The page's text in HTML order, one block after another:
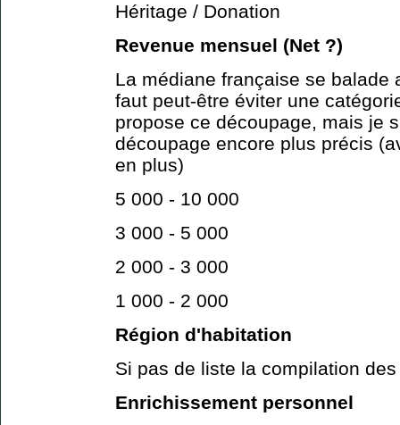
Héritage / Donation
Revenue mensuel (Net ?)
La médiane française se balade
faut peut-être éviter une
propose ce découpage, mais je
découpage encore plus précis
en plus)
5 000 - 10 000
3 000 - 5 000
2 000 - 3 000
1 000 - 2 000
Région d'habitation
Si pas de liste la compilation
Enrichissement personnel